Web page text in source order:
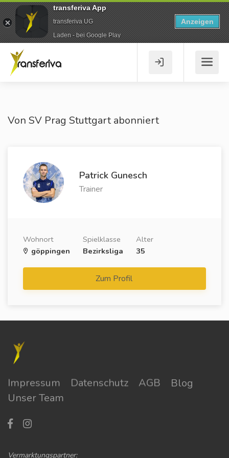
Von SV Prag Stuttgart abonniert
Patrick Gunesch
Trainer
Wohnort
göppingen
Spielklasse
Bezirksliga
Alter
35
Zum Profil
Impressum Datenschutz AGB
Blog
Unser Team
Vermarktungspartner:
transferiva App
transferiva UG
Laden - bei Google Play
Anzeigen